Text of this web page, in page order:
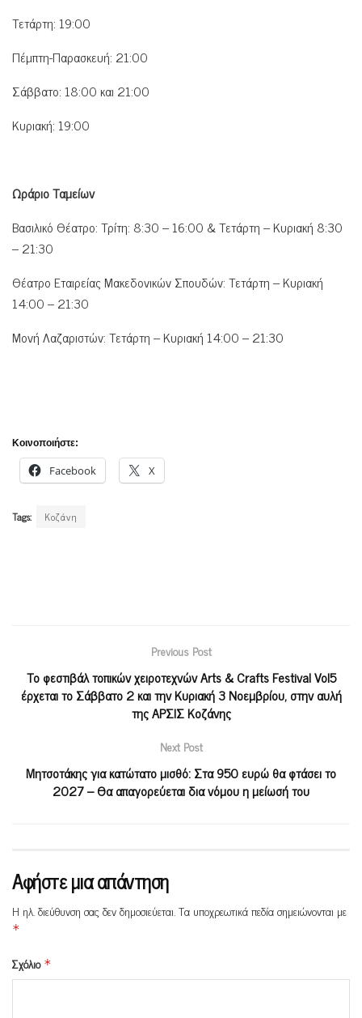
Τετάρτη: 19:00
Πέμπτη-Παρασκευή: 21:00
Σάββατο: 18:00 και 21:00
Κυριακή: 19:00
Ωράριο Ταμείων
Βασιλικό Θέατρο: Τρίτη: 8:30 – 16:00 & Τετάρτη – Κυριακή 8:30
– 21:30
Θέατρο Εταιρείας Μακεδονικών Σπουδών: Τετάρτη – Κυριακή
14:00 – 21:30
Μονή Λαζαριστών: Τετάρτη – Κυριακή 14:00 – 21:30
Κοινοποιήστε:
Facebook X
Tags: Κοζάνη
Previous Post
Το φεστιβάλ τοπικών χειροτεχνών Arts & Crafts Festival Vol5
έρχεται το Σάββατο 2 και την Κυριακή 3 Νοεμβρίου, στην αυλή
της ΑΡΣΙΣ Κοζάνης
Next Post
Μητσοτάκης για κατώτατο μισθό: Στα 950 ευρώ θα φτάσει το
2027 – Θα απαγορεύεται δια νόμου η μείωσή του
Αφήστε μια απάντηση
Η ηλ. διεύθυνση σας δεν δημοσιεύεται.Τα υποχρεωτικά πεδία σημειώνονται με
*
Σχόλιο *